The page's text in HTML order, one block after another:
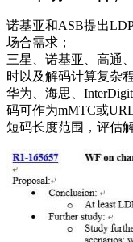
诺基亚和ASB提出
场合需求；
三星、诺基亚、高通
时以及解码计算复杂
华为、海思、
码可作为mMTC或
短码长度范围，评估